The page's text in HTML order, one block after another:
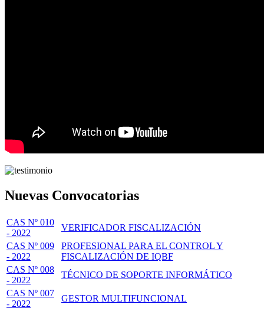
Nuevas Convocatorias
CAS Nº 010
- 2022
VERIFICADOR FISCALIZACIÓN
CAS Nº 009
- 2022
PROFESIONAL PARA EL CONTROL Y
FISCALIZACIÓN DE IQBF
CAS Nº 008
- 2022
TÉCNICO DE SOPORTE INFORMÁTICO
CAS Nº 007
- 2022
GESTOR MULTIFUNCIONAL